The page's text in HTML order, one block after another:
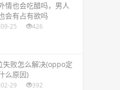
情也会吃醋吗，男人
会有占有欲吗
25 426
失败怎么解决(oppo定
么原因)
29 392